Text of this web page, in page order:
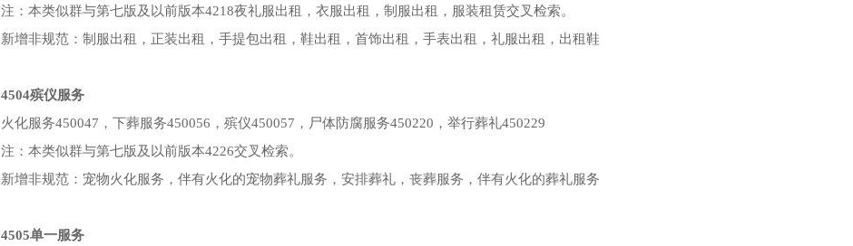
注：本类似群与第七版及以前版本4218夜礼服出租，衣服出租，制服出租，服装租赁交叉检索。
新增非规范：制服出租，正装出租，手提包出租，鞋出租，首饰出租，手表出租，礼服出租，出租鞋
4504殡仪服务
火化服务450047，下葬服务450056，殡仪450057，尸体防腐服务450220，举行葬礼450229
注：本类似群与第七版及以前版本4226交叉检索。
新增非规范：宠物火化服务，伴有火化的宠物葬礼服务，安排葬礼，丧葬服务，伴有火化的葬礼服务
4505单一服务